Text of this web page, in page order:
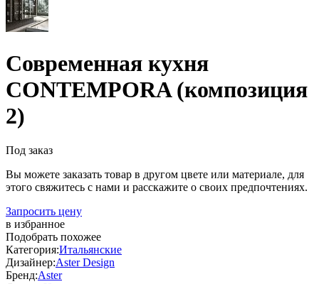
Современная кухня
CONTEMPORA (композиция
2)
Под заказ
Вы можете заказать товар в другом цвете или материале, для
этого свяжитесь с нами и расскажите о своих предпочтениях.
Запросить цену
в избранное
Подобрать похожее
Категория:Итальянские
Дизайнер:Aster Design
Бренд:Aster